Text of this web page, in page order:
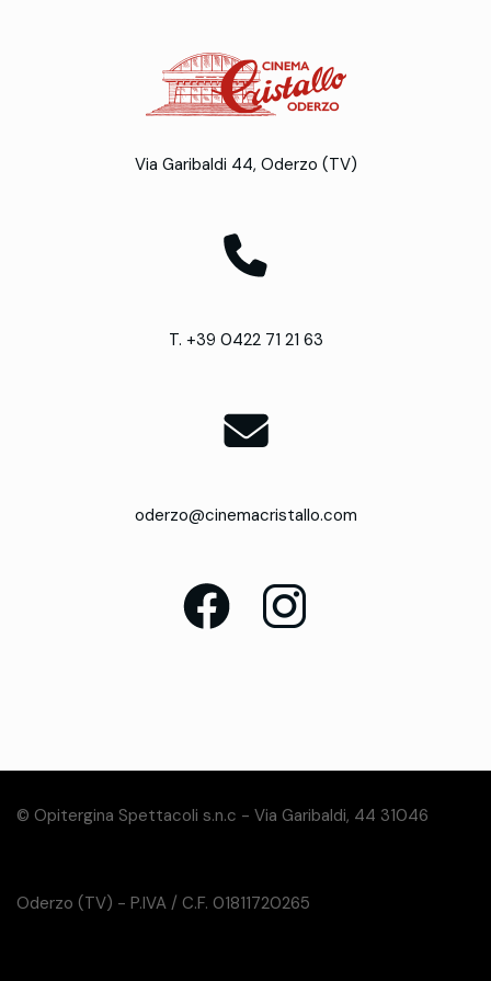
Via Garibaldi 44, Oderzo (TV)
T. +39 0422 71 21 63
oderzo@cinemacristallo.com
© Opitergina Spettacoli s.n.c - Via Garibaldi, 44 31046
Oderzo (TV) - P.IVA / C.F. 01811720265